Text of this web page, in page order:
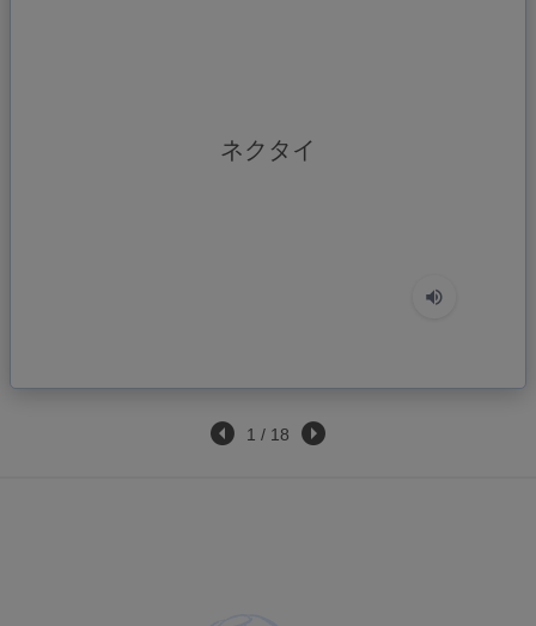
ネクタイ
cà vạt
1 / 18